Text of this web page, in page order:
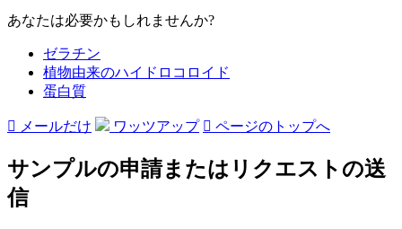
あなたは必要かもしれませんか?
ゼラチン
植物由来のハイドロコロイド
蛋白質
 メールだけ ワッツアップ  ページのトップへ
サンプルの申請またはリクエストの送
信